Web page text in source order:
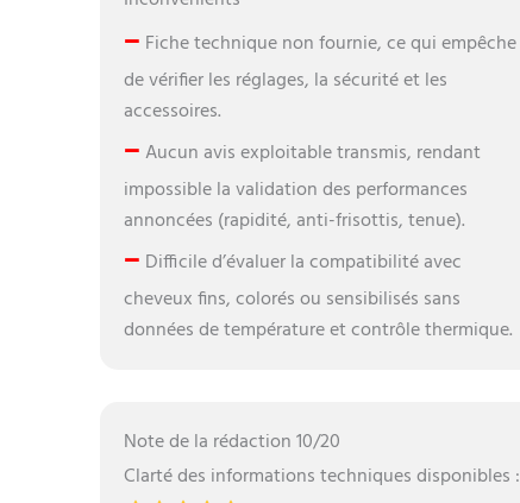
– Fiche technique non fournie, ce qui empêche
de vérifier les réglages, la sécurité et les
accessoires.
–Aucun avis exploitable transmis, rendant
impossible la validation des performances
annoncées (rapidité, anti-frisottis, tenue).
– Difficile d’évaluer la compatibilité avec
cheveux fins, colorés ou sensibilisés sans
données de température et contrôle thermique.
Note de la rédaction 10/20
Clarté des informations techniques disponibles :